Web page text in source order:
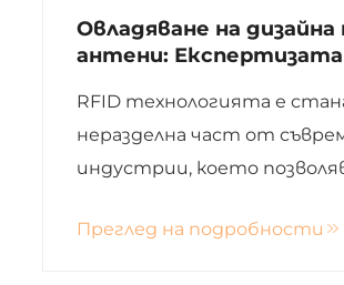
Овладяване на дизайна
антени: Експертизата
RFID решения
RFID технологията е
неразделна част от
индустрии, което
управление на
Преглед на подробности